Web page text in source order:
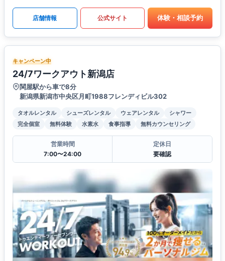
店舗情報 公式サイト 体験・相談予約
キャンペーン中
24/7ワークアウト新潟店
関屋駅から車で8分
新潟県新潟市中央区月町1988フレンディビル302
タオルレンタル シューズレンタル ウェアレンタル
シャワー
完全個室
無料体験 水素水 食事指導 無料カウンセリング
営業時間
7:00〜24:00
定休日
要確認